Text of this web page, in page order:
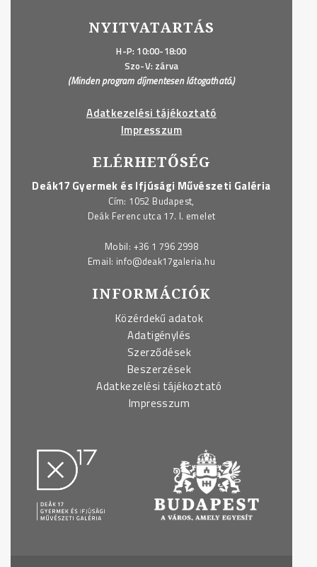
NYITVATARTÁS
H-P: 10:00-18:00
Szo-V: zárva
(Minden program díjmentesen látogatható.)
Adatkezelési tájékoztató
Impresszum
ELÉRHETŐSÉG
Deák17 Gyermek és Ifjúsági Művészeti Galéria
Cím: 1052 Budapest,
Deák Ferenc utca 17. I. emelet
Mobil: +36 1 796 2998
Email: info@deak17galeria.hu
INFORMÁCIÓK
Közérdekű adatok
Adatigénylés
Szerződések
Beszerzések
Adatkezelési tájékoztató
Impresszum